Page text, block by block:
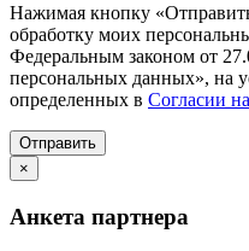
Нажимая кнопку
обработку моих
Федеральным законом от
персональных данных», на
определенных в Согласии
Отправить
×
Анкета партнера